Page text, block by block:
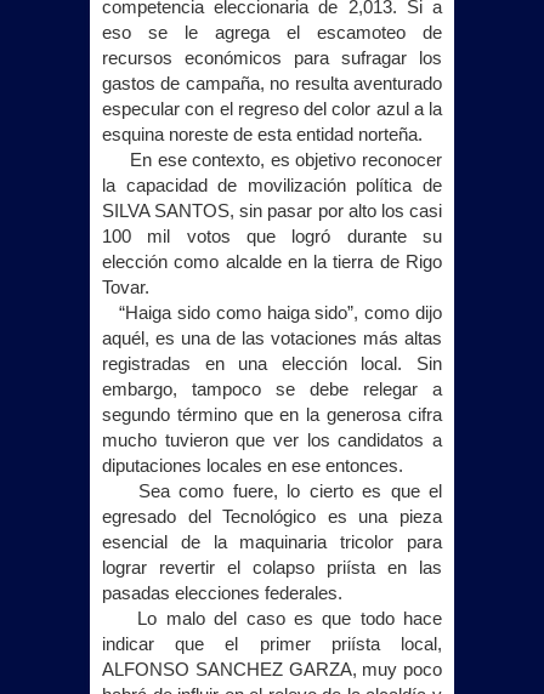
competencia eleccionaria de 2,013. Si a
eso se le agrega el escamoteo de
recursos económicos para sufragar los
gastos de campaña, no resulta aventurado
especular con el regreso del color azul a la
esquina noreste de esta entidad norteña.
En ese contexto, es objetivo reconocer
la capacidad de movilización política de
SILVA SANTOS, sin pasar por alto los casi
100 mil votos que logró durante su
elección como alcalde en la tierra de Rigo
Tovar.
“Haiga sido como haiga sido”, como dijo
aquél, es una de las votaciones más altas
registradas en una elección local. Sin
embargo, tampoco se debe relegar a
segundo término que en la generosa cifra
mucho tuvieron que ver los candidatos a
diputaciones locales en ese entonces.
Sea como fuere, lo cierto es que el
egresado del Tecnológico es una pieza
esencial de la maquinaria tricolor para
lograr revertir el colapso priísta en las
pasadas elecciones federales.
Lo malo del caso es que todo hace
indicar que el primer priísta local,
ALFONSO SANCHEZ GARZA, muy poco